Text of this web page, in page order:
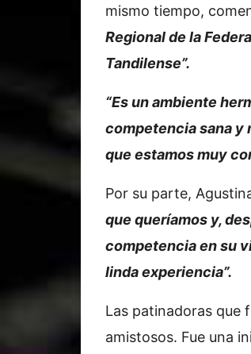
mismo tiempo,
Regional de la
Tandilense”.
“Es un ambiente
competencia sana y
que estamos muy
Por su parte,
que queríamos y,
competencia en su
linda experiencia”.
Las patinadoras que
amistosos. Fue una